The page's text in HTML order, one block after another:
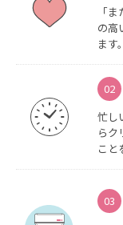
「
の高
ます。
02
忙し
らク
こと
03